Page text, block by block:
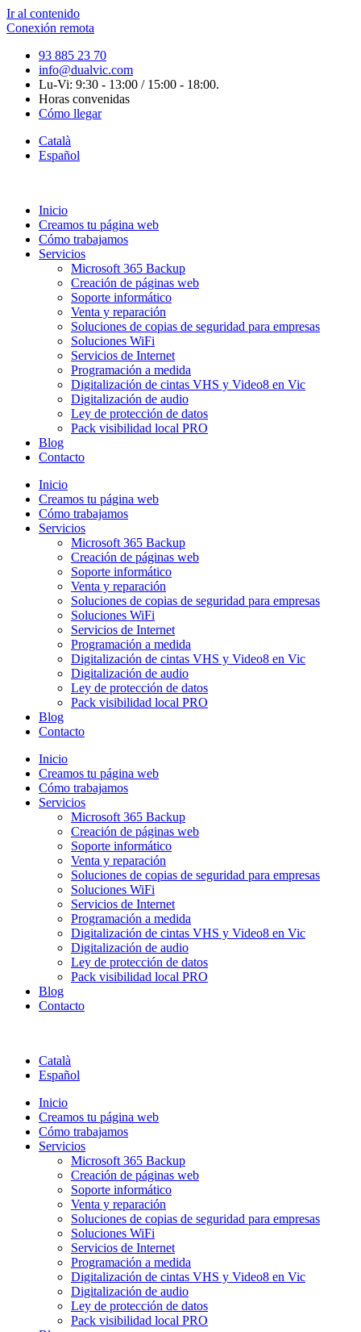
Ir al contenido
Conexión remota
93 885 23 70
info@dualvic.com
Lu-Vi: 9:30 - 13:00 / 15:00 - 18:00.
Horas convenidas
Cómo llegar
Català
Español
Inicio
Creamos tu página web
Cómo trabajamos
Servicios
Microsoft 365 Backup
Creación de páginas web
Soporte informático
Venta y reparación
Soluciones de copias de seguridad para empresas
Soluciones WiFi
Servicios de Internet
Programación a medida
Digitalización de cintas VHS y Video8 en Vic
Digitalización de audio
Ley de protección de datos
Pack visibilidad local PRO
Blog
Contacto
Inicio
Creamos tu página web
Cómo trabajamos
Servicios
Microsoft 365 Backup
Creación de páginas web
Soporte informático
Venta y reparación
Soluciones de copias de seguridad para empresas
Soluciones WiFi
Servicios de Internet
Programación a medida
Digitalización de cintas VHS y Video8 en Vic
Digitalización de audio
Ley de protección de datos
Pack visibilidad local PRO
Blog
Contacto
Inicio
Creamos tu página web
Cómo trabajamos
Servicios
Microsoft 365 Backup
Creación de páginas web
Soporte informático
Venta y reparación
Soluciones de copias de seguridad para empresas
Soluciones WiFi
Servicios de Internet
Programación a medida
Digitalización de cintas VHS y Video8 en Vic
Digitalización de audio
Ley de protección de datos
Pack visibilidad local PRO
Blog
Contacto
Català
Español
Inicio
Creamos tu página web
Cómo trabajamos
Servicios
Microsoft 365 Backup
Creación de páginas web
Soporte informático
Venta y reparación
Soluciones de copias de seguridad para empresas
Soluciones WiFi
Servicios de Internet
Programación a medida
Digitalización de cintas VHS y Video8 en Vic
Digitalización de audio
Ley de protección de datos
Pack visibilidad local PRO